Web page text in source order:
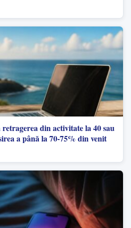
din activitate la 40 sau
a până la 70-75% din venit